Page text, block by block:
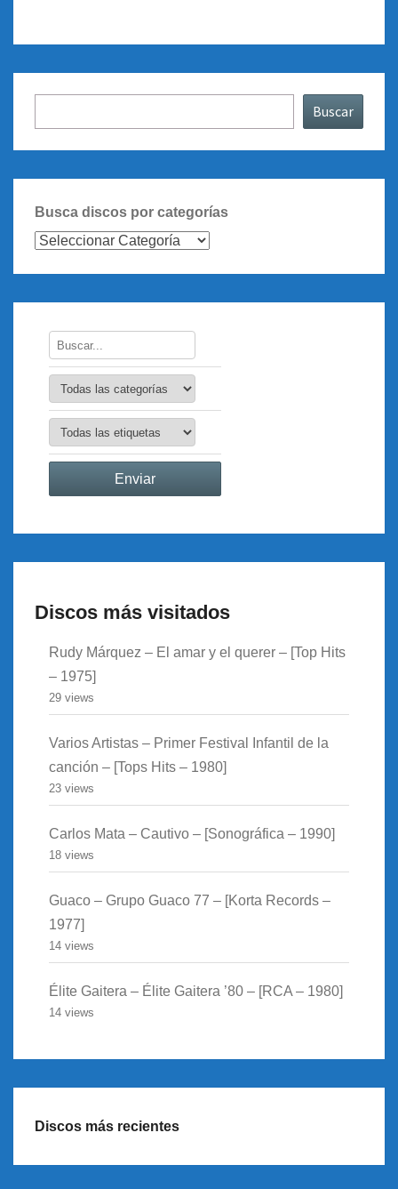
Buscar
Busca discos por categorías
Discos más visitados
Rudy Márquez – El amar y el querer – [Top Hits
– 1975]
29 views
Varios Artistas – Primer Festival Infantil de la
canción – [Tops Hits – 1980]
23 views
Carlos Mata – Cautivo – [Sonográfica – 1990]
18 views
Guaco – Grupo Guaco 77 – [Korta Records –
1977]
14 views
Élite Gaitera – Élite Gaitera ’80 – [RCA – 1980]
14 views
Discos más recientes